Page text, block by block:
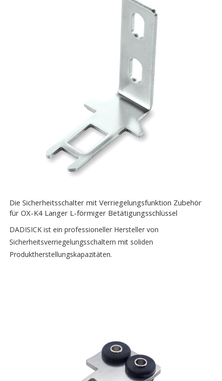
Die Sicherheitsschalter mit Verriegelungsfunktion Zubehör
für OX-K4 Langer L-förmiger Betätigungsschlüssel
DADISICK ist ein professioneller Hersteller von
Sicherheitsverriegelungsschaltern mit soliden
Produktherstellungskapazitäten.